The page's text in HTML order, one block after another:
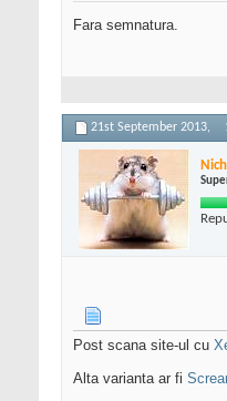
Fara semnatura.
21st September 2013,
Post scana site-ul cu
Alta varianta ar fi